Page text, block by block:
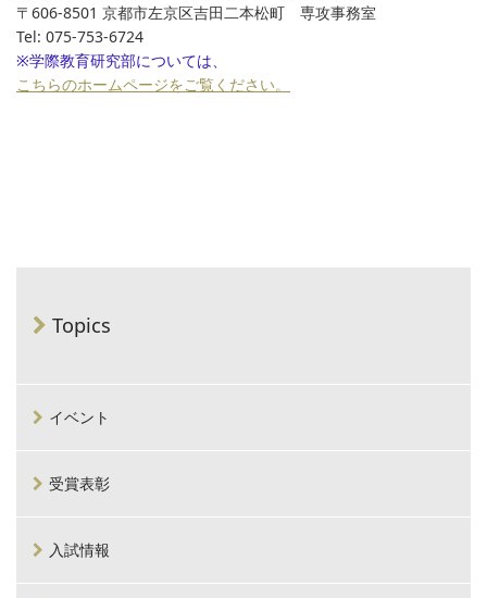
〒606-8501 京都市左京区吉田二本松町 専攻事務室
Tel: 075-753-6724
※学際教育研究部については、
こちらのホームページをご覧ください。
Topics
イベント
受賞表彰
入試情報